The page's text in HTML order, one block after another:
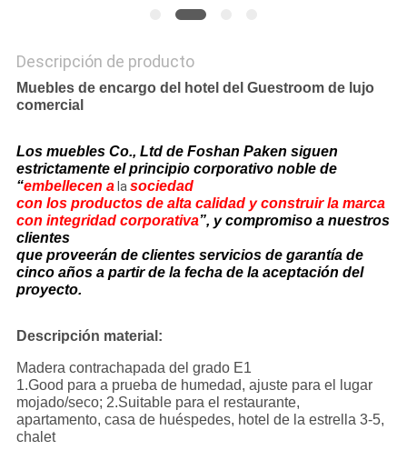
Descripción de producto
Muebles de encargo del hotel del Guestroom de lujo
comercial
Los muebles Co., Ltd de Foshan Paken siguen
estrictamenteel principio corporativo noble de
“embellecen alasociedad
con los productos de alta calidad y construir la marca
con integridad corporativa”, y compromiso a nuestros
clientes
que proveerán de clientes servicios de garantía de
cinco años a partir de la fecha de la aceptación del
proyecto.
Descripción material:
Madera contrachapada del grado E1
1.Good para a prueba de humedad, ajuste para el lugar
mojado/seco; 2.Suitable para el restaurante,
apartamento, casa de huéspedes, hotel de la estrella 3-5,
chalet